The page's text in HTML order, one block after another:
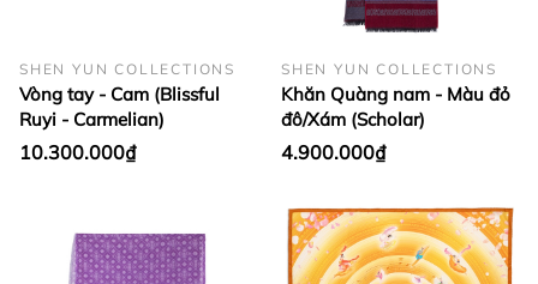
SHEN YUN COLLECTIONS
Vòng tay - Cam (Blissful
Ruyi - Carmelian)
10.300.000₫
SHEN YUN COLLECTIONS
Khăn Quàng nam - Màu đỏ
đô/Xám (Scholar)
4.900.000₫